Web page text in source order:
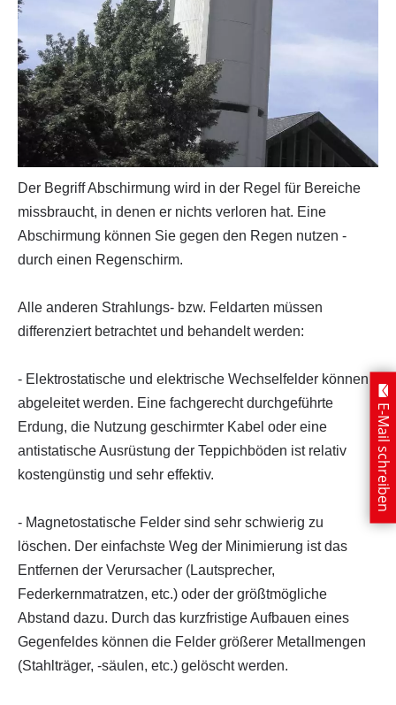
Der Begriff Abschirmung wird in der Regel für Bereiche
missbraucht, in denen er nichts verloren hat. Eine
Abschirmung können Sie gegen den Regen nutzen -
durch einen Regenschirm.
Alle anderen Strahlungs- bzw. Feldarten müssen
differenziert betrachtet und behandelt werden:
- Elektrostatische und elektrische Wechselfelder können
abgeleitet werden. Eine fachgerecht durchgeführte
Erdung, die Nutzung geschirmter Kabel oder eine
antistatische Ausrüstung der Teppichböden ist relativ
kostengünstig und sehr effektiv.
- Magnetostatische Felder sind sehr schwierig zu
löschen. Der einfachste Weg der Minimierung ist das
Entfernen der Verursacher (Lautsprecher,
Federkernmatratzen, etc.) oder der größtmögliche
Abstand dazu. Durch das kurzfristige Aufbauen eines
Gegenfeldes können die Felder größerer Metallmengen
(Stahlträger, -säulen, etc.) gelöscht werden.
E-Mail schreiben